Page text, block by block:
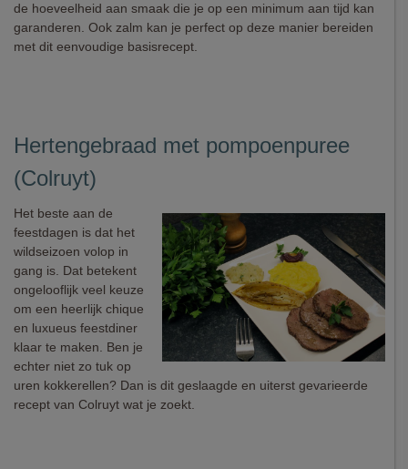
de hoeveelheid aan smaak die je op een minimum aan tijd kan
garanderen. Ook zalm kan je perfect op deze manier bereiden
met dit eenvoudige basisrecept.
Hertengebraad met pompoenpuree
(Colruyt)
Het beste aan de
feestdagen is dat het
wildseizoen volop in
gang is. Dat betekent
ongelooflijk veel keuze
om een heerlijk chique
en luxueus feestdiner
klaar te maken. Ben je
echter niet zo tuk op
uren kokkerellen? Dan is dit geslaagde en uiterst gevarieerde
recept van Colruyt wat je zoekt.